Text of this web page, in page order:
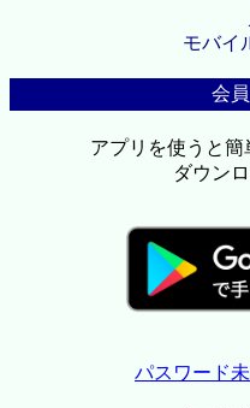
モバイ
会
アプリを使うと
ダウン
パスワード